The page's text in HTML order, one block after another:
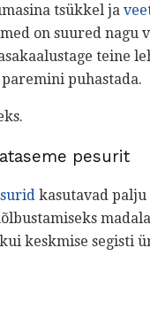
tsükkel ja
on suured
teine
puhastada.
pesurit
kasutavad
keskmise segisti